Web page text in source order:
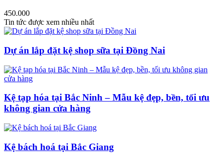
450.000
Tin tức được xem nhiều nhất
Dự án lắp đặt kệ shop sữa tại Đồng Nai
Kệ tạp hóa tại Bắc Ninh – Mẫu kệ đẹp, bền, tối ưu
không gian cửa hàng
Kệ bách hoá tại Bắc Giang